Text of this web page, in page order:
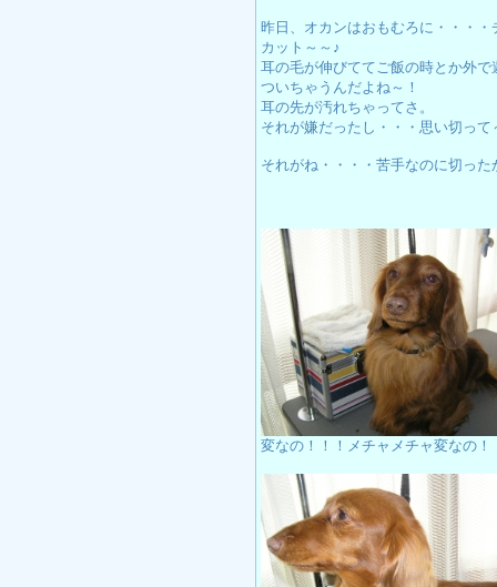
昨日、オカンはおもむろに・・・
カット～～♪
耳の毛が伸びててご飯の時とか外で
ついちゃうんだよね～！
耳の先が汚れちゃってさ。
それが嫌だったし・・・思い切って
それがね・・・・苦手なのに切った
変なの！！！メチャメチャ変なの！